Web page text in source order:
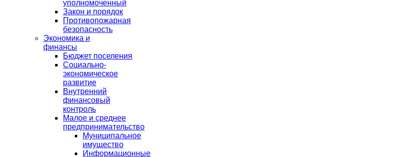
уполномоченный
Закон и порядок
Противопожарная
безопасность
Экономика и
финансы
Бюджет поселения
Социально-
экономическое
развитие
Внутренний
финансовый
контроль
Малое и среднее
предпринимательство
Муниципальное
имущество
Информационные